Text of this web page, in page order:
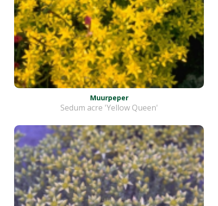
Muurpeper
Sedum acre 'Yellow Queen'